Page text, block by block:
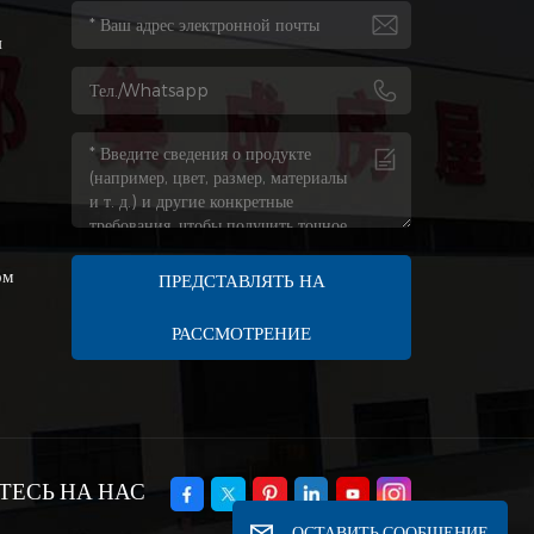
ПРЕДСТАВЛЯТЬ НА
РАССМОТРЕНИЕ
НА НАС